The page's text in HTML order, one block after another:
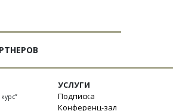
УСЛУГИ
Подписка
Конференц-зал